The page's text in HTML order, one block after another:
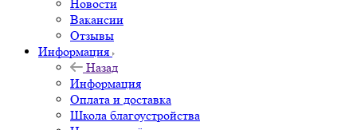
Новости
Вакансии
Отзывы
Информация
Назад
Информация
Оплата и доставка
Школа благоустройства